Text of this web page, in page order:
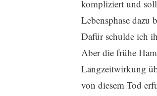
kompliziert und
Lebensphase dazu
Dafür schulde ich
Aber die frühe
Langzeitwirkung
von diesem Tod